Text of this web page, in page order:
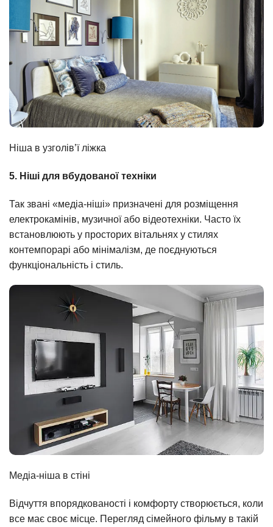
Ніша в узголів’ї ліжка
5. Ніші для вбудованої техніки
Так звані «медіа-ніші» призначені для розміщення
електрокамінів, музичної або відеотехніки. Часто їх
встановлюють у просторих вітальнях у стилях
контемпорарі або мінімалізм, де поєднуються
функціональність і стиль.
Медіа-ніша в стіні
Відчуття впорядкованості і комфорту створюється, коли
все має своє місце. Перегляд сімейного фільму в такій